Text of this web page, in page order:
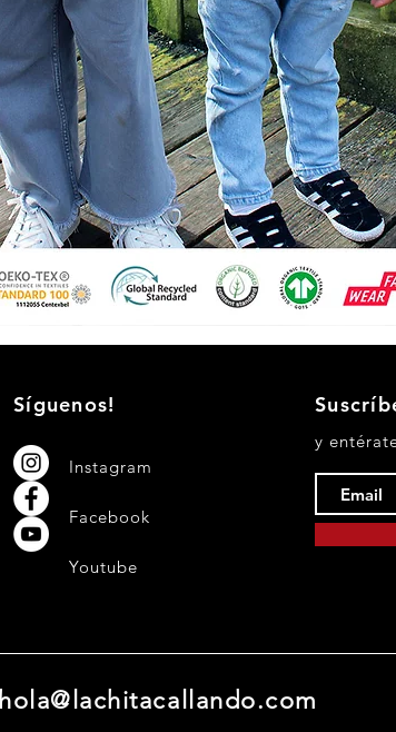
​Síguenos!
Instagram
Facebook
Youtube
y
hola@lachitacallando.com